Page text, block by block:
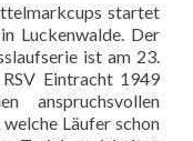
startet
Luckenwalde. Der
ist am 23.
Eintracht 1949
anspruchsvollen
Läufer schon